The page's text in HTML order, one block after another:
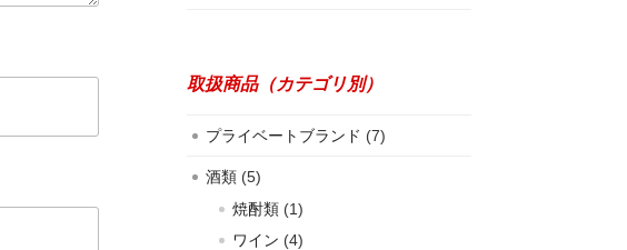
取扱商品（カテゴリ別）
プライベートブランド (7)
酒類 (5)
焼酎類 (1)
ワイン (4)